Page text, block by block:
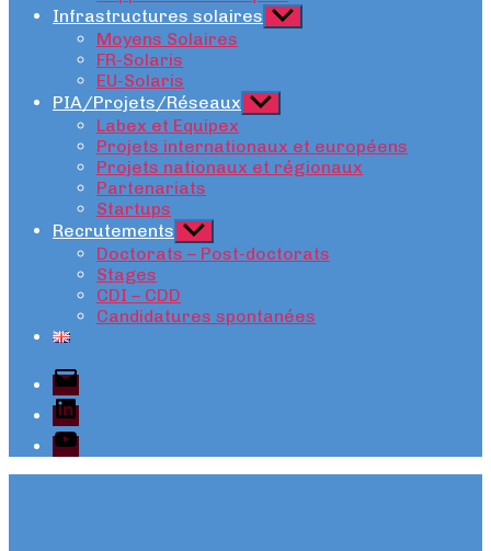
Infrastructures solaires Afficher
le
Moyens Solaires
FR-Solaris
EU-Solaris
PIA/Projets/Réseaux Afficher
le
menu
Labex et Equipex
Projets internationaux et européens
Projets nationaux et régionaux
Partenariats
Startups
Recrutements Afficher
le
sous-
Doctorats – Post-doctorats
Stages
CDI – CDD
Candidatures spontanées
E-
mail
LinkedIn
YouTube